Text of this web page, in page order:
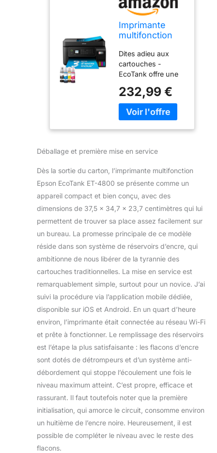
Imprimante
multifonction
EcoTank ET-
4800 équipée
de réservoirs
d’encre, avec
jusqu’à 3 ans
d’encre inclus
Dites adieu aux
cartouches -
EcoTank offre une
aux particuliers et
aux petites
entreprises : les
rechargeables et les
dotées d’un
détrompeur pour ne
plus se tromper de
couleur en
remplissant le
réservoir
Économies à long
terme - Cette
imprimante
multifonction vous
d’économiser
jusqu’à 90 % sur
les coûts de
l’encre* et elle est
l’équivalent de
jusqu’à 3 ans
d’encre* - Un jeu de
bouteilles d’encre
jusqu’à 4 500
pages en
monochrome et 7
500 pages en
l’équivalent de 72
232,99 €
Déballage et première mise en service
Dès la sortie du carton, l’imprimante multifonction
Epson EcoTank ET-4800 se présente comme un
appareil compact et bien conçu, avec des
dimensions de 37,5 x 34,7 x 23,7 centimètres qui lui
permettent de trouver sa place assez facilement sur
un bureau. La promesse principale de ce modèle
réside dans son système de réservoirs d’encre, qui
ambitionne de nous libérer de la tyrannie des
cartouches traditionnelles. La mise en service est
remarquablement simple, surtout pour un novice. J’ai
suivi la procédure via l’application mobile dédiée,
disponible sur iOS et Android. En un quart d’heure
environ, l’imprimante était connectée au réseau Wi-Fi
et prête à fonctionner. Le remplissage des réservoirs
est l’étape la plus satisfaisante : les flacons d’encre
sont dotés de détrompeurs et d’un système anti-
débordement qui stoppe l’écoulement une fois le
niveau maximum atteint. C’est propre, efficace et
rassurant. Il faut toutefois noter que la première
initialisation, qui amorce le circuit, consomme environ
un huitième de l’encre noire. Heureusement, il est
possible de compléter le niveau avec le reste des
flacons.